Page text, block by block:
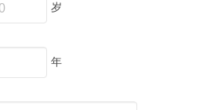
岁
年